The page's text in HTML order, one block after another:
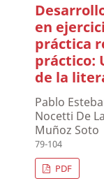
en
práctica
práctico:
de la
Pablo
Nocetti De
Muñoz Soto
79-104
PDF